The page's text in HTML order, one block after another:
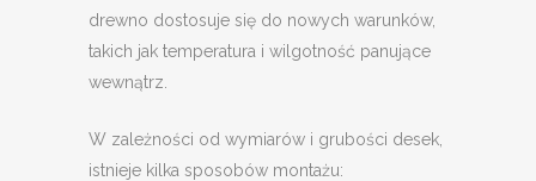
drewno dostosuje się do nowych warunków,
takich jak temperatura i wilgotność panujące
wewnątrz.
W zależności od wymiarów i grubości desek,
istnieje kilka sposobów montażu: